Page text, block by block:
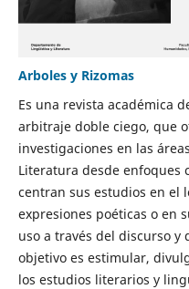
Arboles y Rizomas
Es una revista académica
arbitraje doble ciego, que
investigaciones en las
Literatura desde enfoques
centran sus estudios en el
expresiones poéticas o en
uso a través del discurso y
objetivo es estimular,
los estudios literarios y